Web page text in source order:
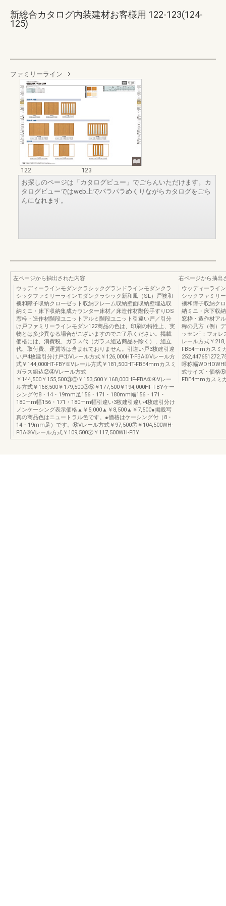
新総合カタログ内装建材お客様用 122-123(124-
125)
ファミリーライン
122
123
お探しのページは「カタログビュー」でごらんいただけます。カ
タログビューではweb上でパラパラめくりながらカタログをごら
んになれます。
左ページから抽出された内容
ウッディーラインモダンクラシックグランドラインモダンクラ
シックファミリーラインモダンクラシック新和風（SL）戸襖和
襖和障子収納クローゼット収納フレーム収納壁面収納壁埋込収
納ミニ・床下収納集成カウンター床材／床造作材階段手すりDS
窓枠・造作材階段ユニットアルミ階段ユニット引違い戸／引分
け戸ファミリーラインモダン122商品の色は、印刷の特性上、実
物とは多少異なる場合がございますのでご了承ください。掲載
価格には、消費税、ガラス代（ガラス組込商品を除く）、組立
代、取付費、運賃等は含まれておりません。引違い戸3枚建引違
い戸4枚建引分け戸①Vレール方式￥126,000HT-FBA①Vレール方
式￥144,000HT-FBY①Vレール方式￥181,500HT-FBE4mmカスミ
ガラス組込②④Vレール方式
￥144,500￥155,500③⑤￥153,500￥168,000HF-FBA②④Vレー
ル方式￥168,500￥179,500③⑤￥177,500￥194,000HF-FBYケー
シング付8・14・19mm足156・171・180mm幅156・171・
180mm幅156・171・180mm幅引違い3枚建引違い4枚建引分け
ノンケーシング表示価格▲￥5,000▲￥8,500▲￥7,500●掲載写
真の商品色はニュートラル色です。●価格はケーシング付（8・
14・19mm足）です。⑥Vレール方式￥97,500⑦￥104,500WH-
FBA⑥Vレール方式￥109,500⑦￥117,500WH-FBY
右ページから抽出
ウッディーライ
シックファミリ
襖和障子収納ク
納ミニ・床下収
窓枠・造作材ア
称の見方（例）
ッセンF：フォ
レール方式￥
FBE4mmカスミ
呼称幅
式サイズ・価格
FBE4mmカスミ